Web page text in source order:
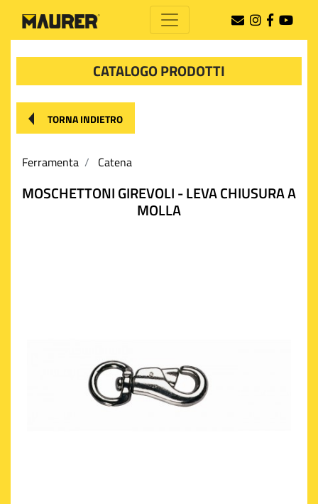
CATALOGO PRODOTTI
TORNA INDIETRO
Ferramenta Catena
MOSCHETTONI GIREVOLI - LEVA CHIUSURA A
MOLLA